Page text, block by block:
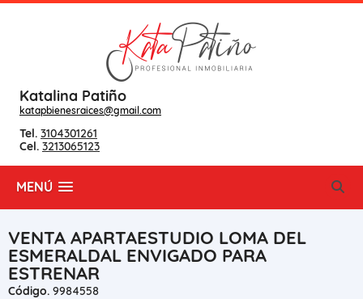
Katalina Patiño
katapbienesraices@gmail.com
Tel. 3104301261
Cel. 3213065123
MENÚ
VENTA APARTAESTUDIO LOMA DEL
ESMERALDAL ENVIGADO PARA
ESTRENAR
Código. 9984558